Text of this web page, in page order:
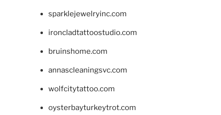
sparklejewelryinc.com
ironcladtattoostudio.com
bruinshome.com
annascleaningsvc.com
wolfcitytattoo.com
oysterbayturkeytrot.com